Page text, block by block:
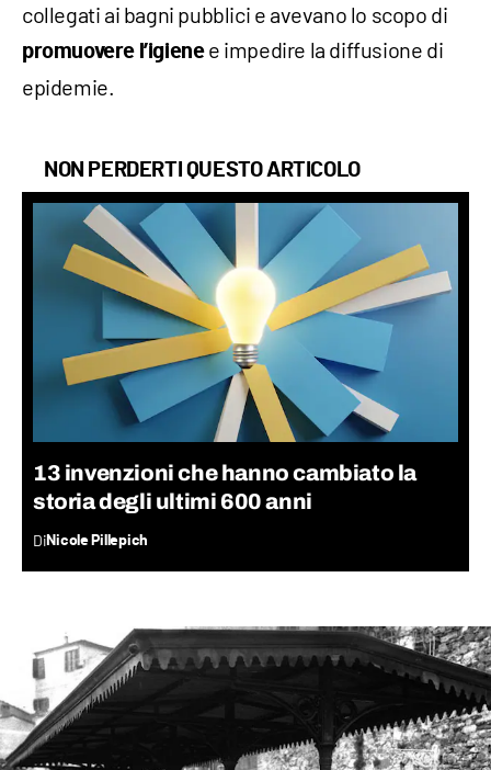
collegati ai bagni pubblici e avevano lo scopo di
promuovere l’igiene e impedire la diffusione di
epidemie.
NON PERDERTI QUESTO ARTICOLO
13 invenzioni che hanno cambiato la
storia degli ultimi 600 anni
DiNicole Pillepich